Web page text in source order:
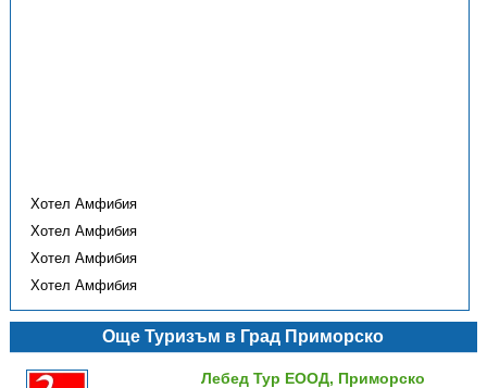
Хотел Амфибия
Хотел Амфибия
Хотел Амфибия
Хотел Амфибия
Още Туризъм в Град Приморско
Лебед Тур ЕООД, Приморско